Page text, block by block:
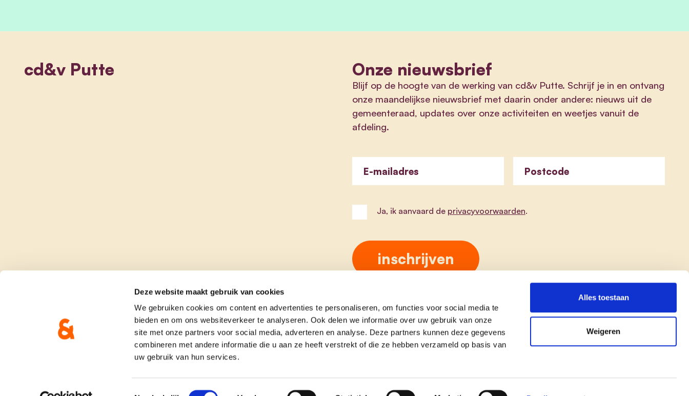
Deze website maakt gebruik van cookies
We gebruiken cookies om content en advertenties te personaliseren, om functies voor social media te
bieden en om ons websiteverkeer te analyseren. Ook delen we informatie over uw gebruik van onze
site met onze partners voor social media, adverteren en analyse. Deze partners kunnen deze gegevens
combineren met andere informatie die u aan ze heeft verstrekt of die ze hebben verzameld op basis van
uw gebruik van hun services.
Toestemmingsselectie
Alles toestaan
Weigeren
cd&v Putte Onze nieuwsbrief
Blijf op de hoogte van de werking van cd&v Putte. Schrijf je in en ontvang
onze maandelijkse nieuwsbrief met daarin onder andere: nieuws uit de
gemeenteraad, updates over onze activiteiten en weetjes vanuit de
afdeling.
E-mailadres Postcode
Ja, ik aanvaard de privacyvoorwaarden.
onze partij doe mee contact